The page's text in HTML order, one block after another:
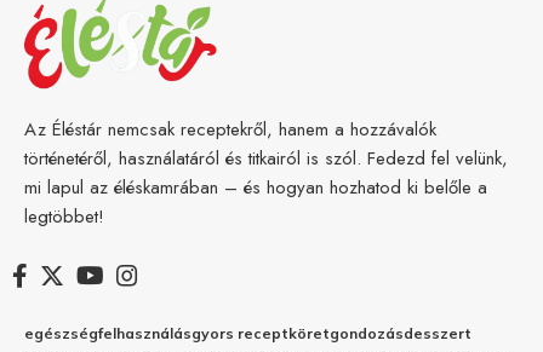
Az Éléstár nemcsak receptekről, hanem a hozzávalók
történetéről, használatáról és titkairól is szól. Fedezd fel velünk,
mi lapul az éléskamrában – és hogyan hozhatod ki belőle a
legtöbbet!
egészségfelhasználásgyors receptköretgondozásdesszert